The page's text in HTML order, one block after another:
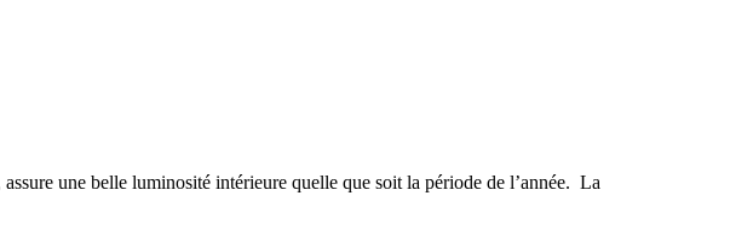
une belle luminosité intérieure quelle que soit la période de l’année. La